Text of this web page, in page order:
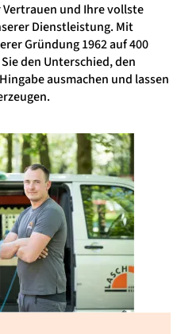
Vertrauen und Ihre vollste
Dienstleistung. Mit
Gründung 1962 auf 400
den Unterschied, den
ausmachen und lassen